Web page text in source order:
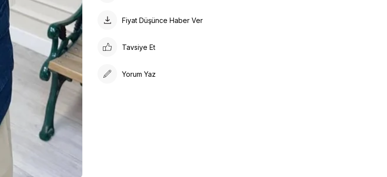
Fiyat Düşünce Haber Ver
Tavsiye Et
Yorum Yaz